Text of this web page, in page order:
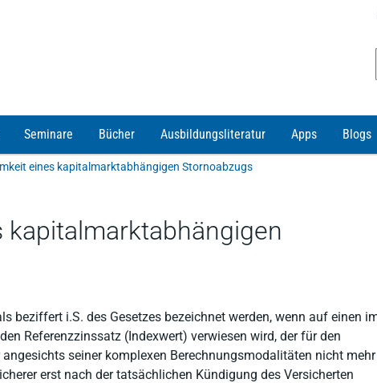
Seminare Bücher Ausbildungsliteratur Apps Blogs
eines kapitalmarktabhängigen Stornoabzugs
beziffert i.S. des Gesetzes bezeichnet werden, wenn auf einen
Referenzzinssatz (Indexwert) verwiesen wird, der für den
seiner komplexen Berechnungsmodalitäten nicht mehr
erst nach der tatsächlichen Kündigung des Versicherten